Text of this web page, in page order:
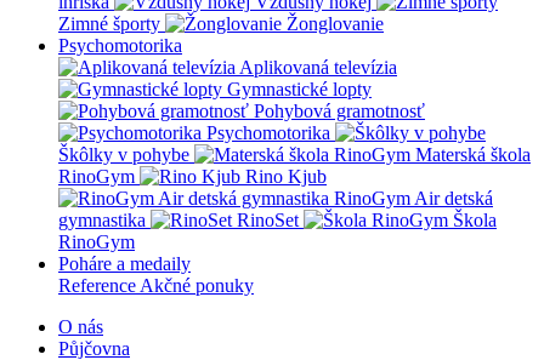
Zimné športy
Žonglovanie
Psychomotorika
Aplikovaná televízia
Gymnastické lopty
Pohybová gramotnosť
Psychomotorika
Škôlky v pohybe
Materská škola
RinoGym
Rino Kjub
RinoGym Air detská
gymnastika
RinoSet
Škola
RinoGym
Poháre a medaily
Reference Akčné ponuky
O nás
Půjčovna